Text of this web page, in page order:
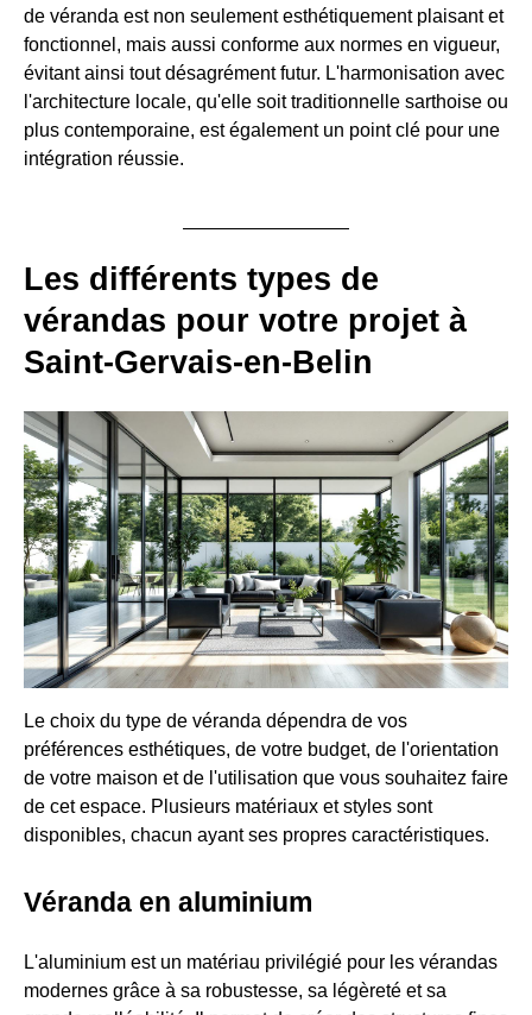
de véranda est non seulement esthétiquement plaisant et
fonctionnel, mais aussi conforme aux normes en vigueur,
évitant ainsi tout désagrément futur. L'harmonisation avec
l'architecture locale, qu'elle soit traditionnelle sarthoise ou
plus contemporaine, est également un point clé pour une
intégration réussie.
Les différents types de
vérandas pour votre projet à
Saint-Gervais-en-Belin
Le choix du type de véranda dépendra de vos
préférences esthétiques, de votre budget, de l'orientation
de votre maison et de l'utilisation que vous souhaitez faire
de cet espace. Plusieurs matériaux et styles sont
disponibles, chacun ayant ses propres caractéristiques.
Véranda en aluminium
L'aluminium est un matériau privilégié pour les vérandas
modernes grâce à sa robustesse, sa légèreté et sa